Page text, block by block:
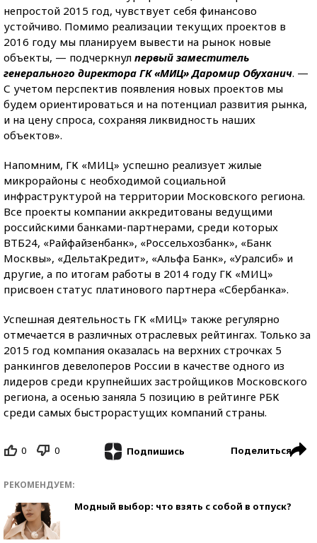
непростой 2015 год, чувствует себя финансово
устойчиво. Помимо реализации текущих проектов в
2016 году мы планируем вывести на рынок новые
объекты, — подчеркнул первый заместитель
генерального директора ГК «МИЦ» Даромир Обуханич. —
С учетом перспектив появления новых проектов мы
будем ориентироваться и на потенциал развития рынка,
и на цену спроса, сохраняя ликвидность наших
объектов».
Напомним, ГК «МИЦ» успешно реализует жилые
микрорайоны с необходимой социальной
инфраструктурой на территории Московского региона.
Все проекты компании аккредитованы ведущими
российскими банками-партнерами, среди которых
ВТБ24, «Райфайзенбанк», «Россельхозбанк», «Банк
Москвы», «ДельтаКредит», «Альфа Банк», «Уралсиб» и
другие, а по итогам работы в 2014 году ГК «МИЦ»
присвоен статус платинового партнера «Сбербанка».
Успешная деятельность ГК «МИЦ» также регулярно
отмечается в различных отраслевых рейтингах. Только за
2015 год компания оказалась на верхних строчках 5
ранкингов девелоперов России в качестве одного из
лидеров среди крупнейших застройщиков Московского
региона, а осенью заняла 5 позицию в рейтинге РБК
среди самых быстрорастущих компаний страны.
0 0 Подпишись Поделиться
РЕКОМЕНДУЕМ:
Модный выбор: что взять с собой в отпуск?